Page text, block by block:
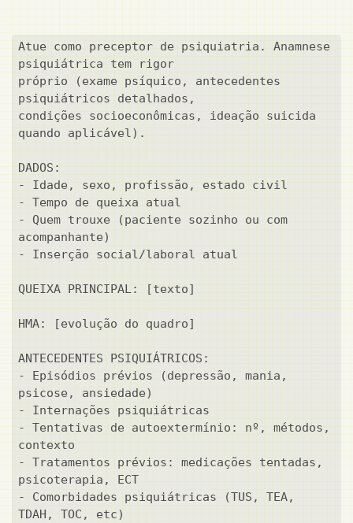
Atue como preceptor de psiquiatria. Anamnese
psiquiátrica tem rigor
próprio (exame psíquico, antecedentes
psiquiátricos detalhados,
condições socioeconômicas, ideação suicida
quando aplicável).
DADOS:
- Idade, sexo, profissão, estado civil
- Tempo de queixa atual
- Quem trouxe (paciente sozinho ou com
acompanhante)
- Inserção social/laboral atual
QUEIXA PRINCIPAL: [texto]
HMA: [evolução do quadro]
ANTECEDENTES PSIQUIÁTRICOS:
- Episódios prévios (depressão, mania,
psicose, ansiedade)
- Internações psiquiátricas
- Tentativas de autoextermínio: nº, métodos,
contexto
- Tratamentos prévios: medicações tentadas,
psicoterapia, ECT
- Comorbidades psiquiátricas (TUS, TEA,
TDAH, TOC, etc)